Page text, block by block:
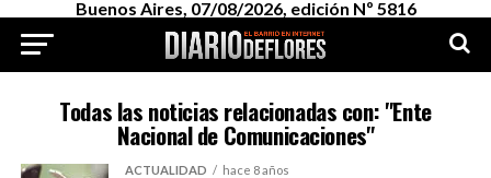
Buenos Aires, 07/08/2026, edición Nº 5816
Todas las noticias relacionadas con: "Ente
Nacional de Comunicaciones"
ACTUALIDAD hace 8 años